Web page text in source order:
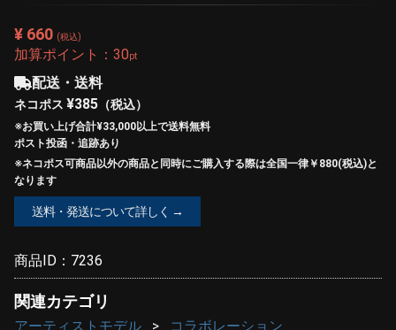
¥ 660 (税込)
加算ポイント： 30pt
配送・送料
ネコポス ¥385 （税込）
※お買い上げ合計¥33,000以上で送料無料
ポスト投函・追跡あり
※ネコポス可商品以外の商品と同時にご購入する際は全国一律￥880(税込)と
なります
送料・発送について詳しく →
商品ID： 7236
関連カテゴリ
アーティストモデル
コラボレーション